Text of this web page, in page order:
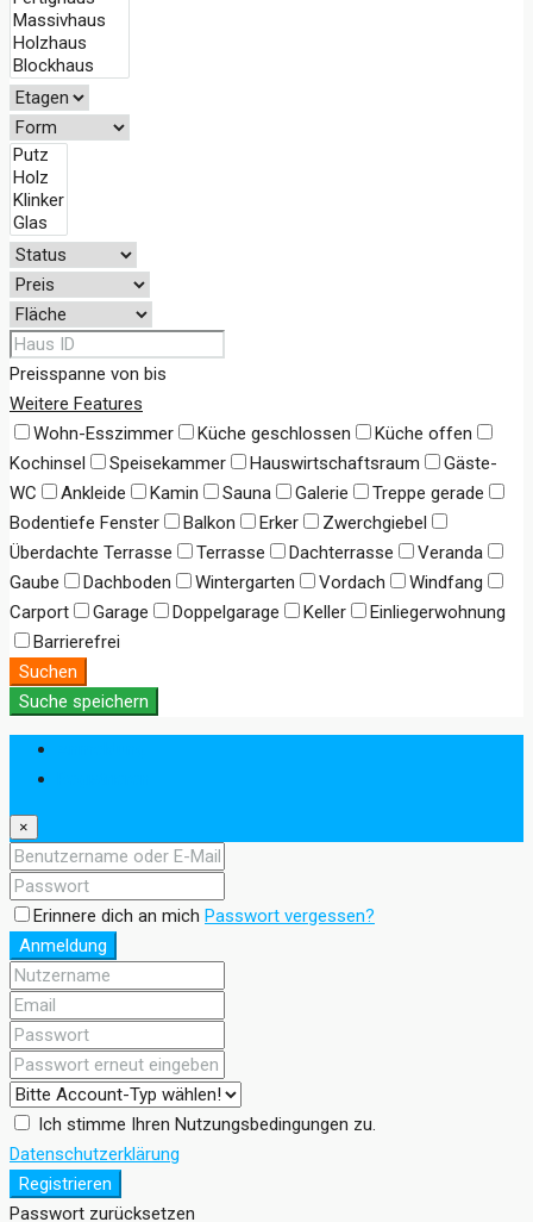
Preisspanne von bis
Weitere Features
Wohn-Esszimmer
Küche geschlossen
Küche offen
Kochinsel
Speisekammer Hauswirtschaftsraum
Gäste-
WC
Ankleide Kamin Sauna Galerie
Treppe gerade
Bodentiefe Fenster
Balkon Erker
Zwerchgiebel
Überdachte Terrasse
Terrasse Dachterrasse
Veranda
Gaube
Dachboden Wintergarten Vordach
Windfang
Carport
Garage Doppelgarage Keller
Einliegerwohnung
Barrierefrei
Suchen
Suche speichern
×
Erinnere dich an mich Passwort vergessen?
Anmeldung
Ich stimme Ihren Nutzungsbedingungen zu.
Datenschutzerklärung
Registrieren
Passwort zurücksetzen